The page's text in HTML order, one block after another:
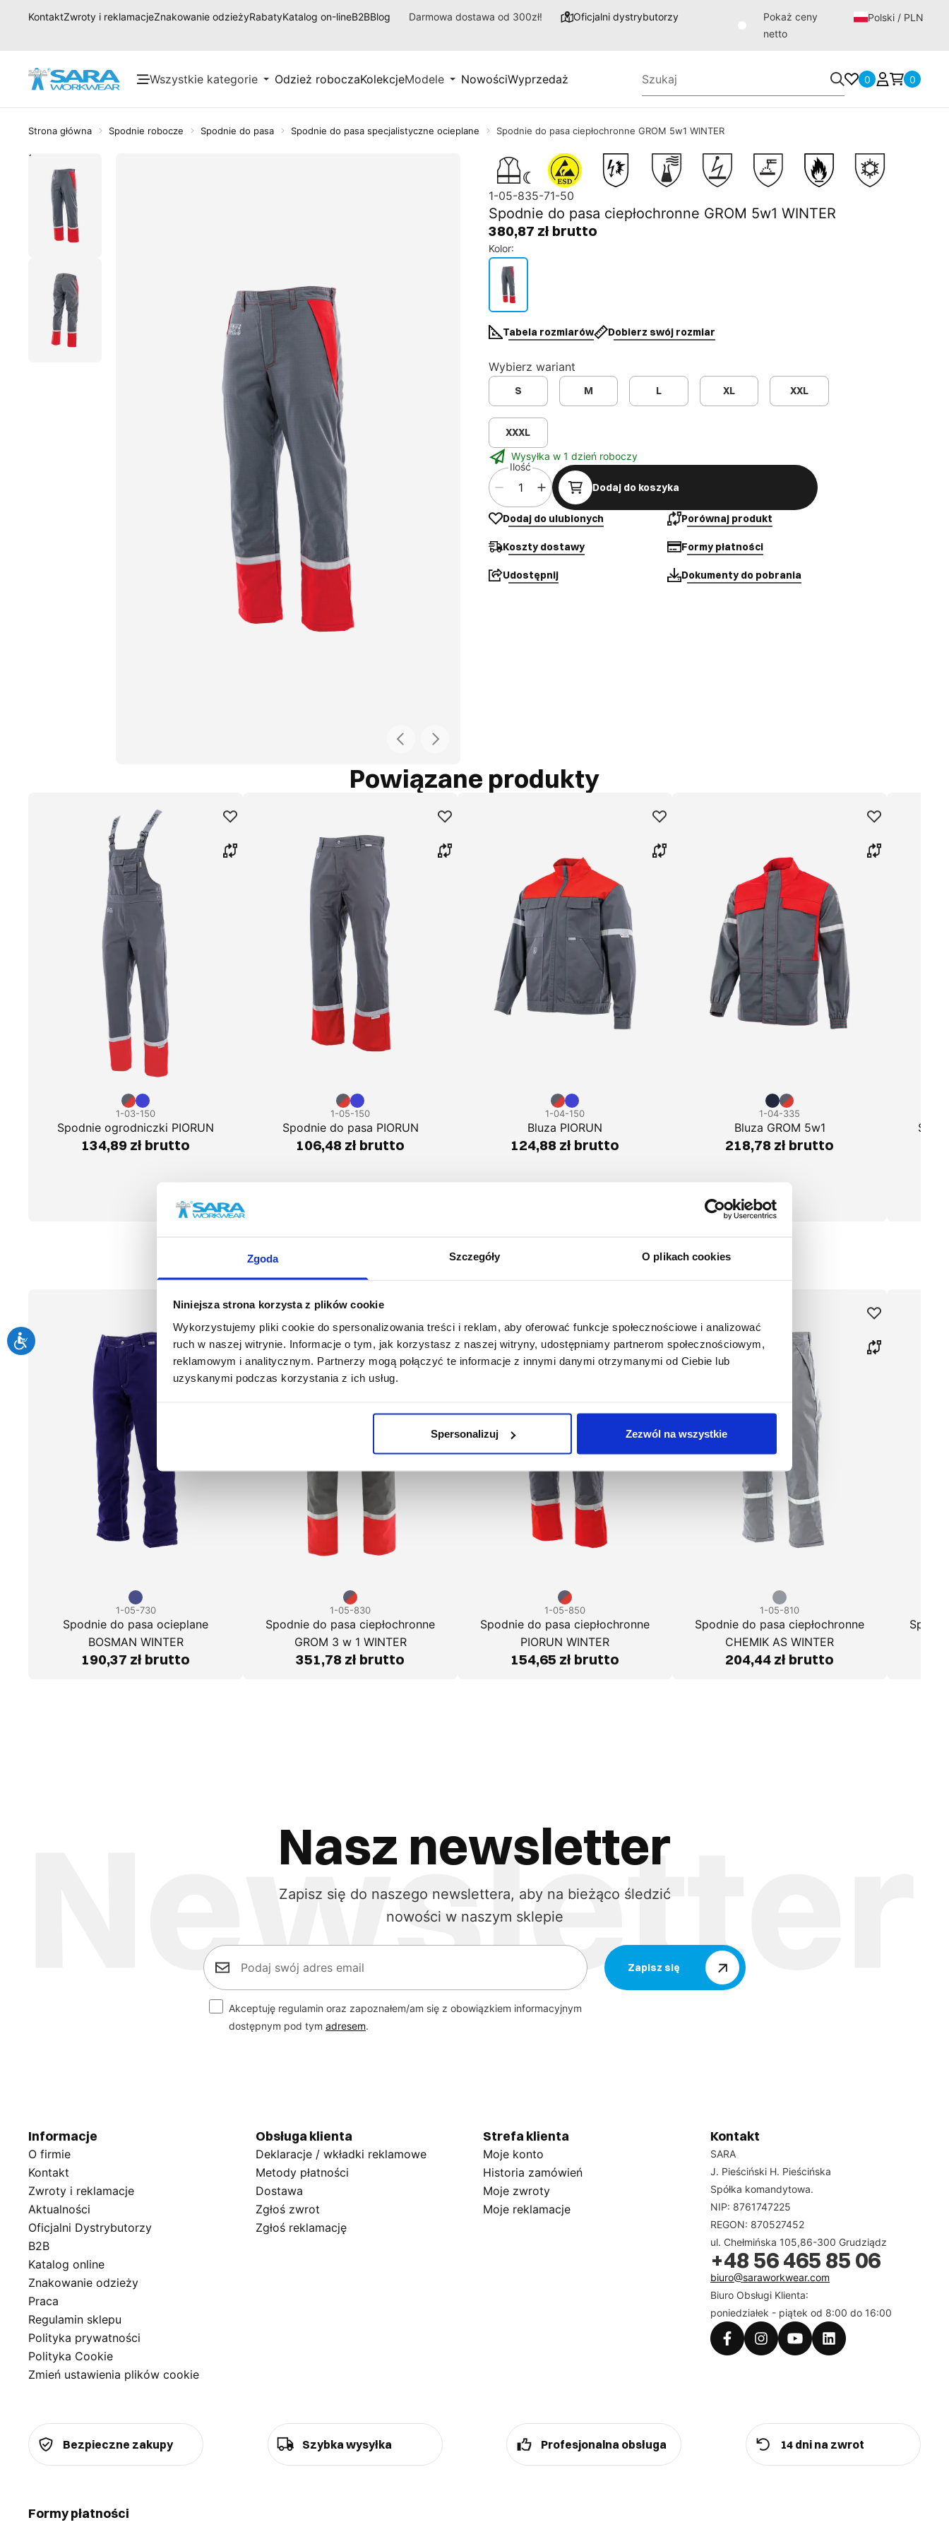
Zgoda Szczegóły O plikach cookies
Niniejsza strona korzysta z plików cookie
Wykorzystujemy pliki cookie do spersonalizowania treści i reklam, aby oferować funkcje społecznościowe i analizować
ruch w naszej witrynie. Informacje o tym, jak korzystasz z naszej witryny, udostępniamy partnerom społecznościowym,
reklamowym i analitycznym. Partnerzy mogą połączyć te informacje z innymi danymi otrzymanymi od Ciebie lub
uzyskanymi podczas korzystania z ich usług.
Spersonalizuj Zezwól na wszystkie
KontaktZwroty i reklamacjeZnakowanie odzieżyRabatyKatalog on-lineB2BBlog Darmowa dostawa od 300zł! Oficjalni dystrybutorzy
Pokaż ceny
netto
Polski / PLN
Wszystkie kategorie Odzież roboczaKolekcjeModele NowościWyprzedaż 0 0
Strona główna Spodnie robocze Spodnie do pasa Spodnie do pasa specjalistyczne ocieplane Spodnie do pasa ciepłochronne GROM 5w1 WINTER
1-05-835-71-50
Spodnie do pasa ciepłochronne GROM 5w1 WINTER
380,87 zł brutto
Kolor:
Tabela rozmiarów Dobierz swój rozmiar
Wybierz wariant
S M L XL XXL
XXXL
Wysyłka w 1 dzień roboczy
Ilość
Dodaj do koszyka
Dodaj do ulubionych Porównaj produkt
Koszty dostawy Formy płatności
Udostępnij Dokumenty do pobrania
Powiązane produkty
1-03-150
Spodnie ogrodniczki PIORUN
134,89 zł brutto
1-05-150
Spodnie do pasa PIORUN
106,48 zł brutto
1-04-150
Bluza PIORUN
124,88 zł brutto
1-04-335
Bluza GROM 5w1
218,78 zł brutto
Podobne produkty
1-05-730
Spodnie do pasa ocieplane
BOSMAN WINTER
190,37 zł brutto
1-05-830
Spodnie do pasa ciepłochronne
GROM 3 w 1 WINTER
351,78 zł brutto
1-05-850
Spodnie do pasa ciepłochronne
PIORUN WINTER
154,65 zł brutto
1-05-810
Spodnie do pasa ciepłochronne
CHEMIK AS WINTER
204,44 zł brutto
Nasz newsletter
Zapisz się do naszego newslettera, aby na bieżąco śledzić
nowości w naszym sklepie
Zapisz się
Akceptuję regulamin oraz zapoznałem/am się z obowiązkiem informacyjnym
dostępnym pod tym adresem.
Informacje
O firmie
Kontakt
Zwroty i reklamacje
Aktualności
Oficjalni Dystrybutorzy
B2B
Katalog online
Znakowanie odzieży
Praca
Regulamin sklepu
Polityka prywatności
Polityka Cookie
Zmień ustawienia plików cookie
Obsługa klienta
Deklaracje / wkładki reklamowe
Metody płatności
Dostawa
Zgłoś zwrot
Zgłoś reklamację
Strefa klienta
Moje konto
Historia zamówień
Moje zwroty
Moje reklamacje
Kontakt
SARA
J. Pieściński H. Pieścińska
Spółka komandytowa.
NIP: 8761747225
REGON: 870527452
ul. Chełmińska 105,86-300 Grudziądz
+48 56 465 85 06
biuro@saraworkwear.com
Biuro Obsługi Klienta:
poniedziałek - piątek od 8:00 do 16:00
Bezpieczne zakupy Szybka wysyłka Profesjonalna obsługa 14 dni na zwrot
Formy płatności